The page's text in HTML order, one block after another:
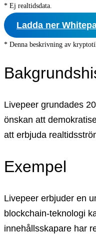
* Ej realtidsdata.
Ladda ner
* Denna beskrivning av
Livepeer grundades
önskan att
att erbjuda
Exempel
Livepeer erbjuder en
blockchain-teknologi
innehållsskapare har